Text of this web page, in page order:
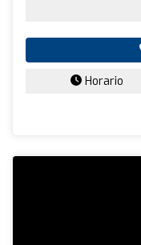
Horario